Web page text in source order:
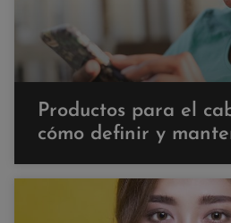
Productos para el
cómo definir y